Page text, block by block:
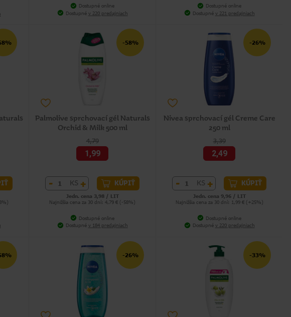
Dostupné online
Dostupné v 220 predajniach
Dostupné online
Dostupné v 221 predajniach
-58%
Palmolive sprchovací gél Naturals
Orchid & Milk 500 ml
4,79
1,99
- KS + KÚPIŤ
Jedn. cena 3,98 / LIT
Najnižšia cena za 30 dní: 4,79 € (-58%)
Dostupné online
Dostupné v 184 predajniach
-26%
Nivea sprchovací gél Creme Care
250 ml
3,39
2,49
- KS + KÚPIŤ
Jedn. cena 9,96 / LIT
Najnižšia cena za 30 dní: 1,99 € (+25%)
Dostupné online
Dostupné v 220 predajniach
-26% -33%